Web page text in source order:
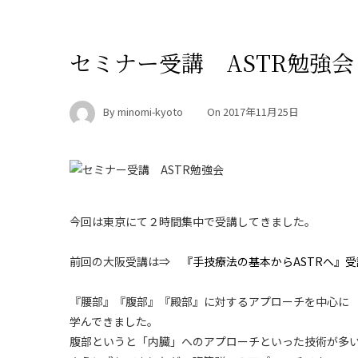
セミナー受講 ASTR勉強会
Byminomi-kyoto On 2017年11月25日
今回は東京にて２時間集中で受講してきました。
前回の大阪受講は⇒ 『手技療法の基本からASTRへ』
『腰部』『腹部』『殿部』に対するアプローチを中心に
学んできました。
腹部というと「内臓」へのアプローチといった技術が多